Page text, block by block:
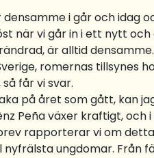
densamme i går och idag
när vi går in i ett nytt
är alltid
romernas tillsynes
så får vi svar.
på året som gått, kan
Peña växer kraftigt,
rapporterar vi om
ungdomar. Från